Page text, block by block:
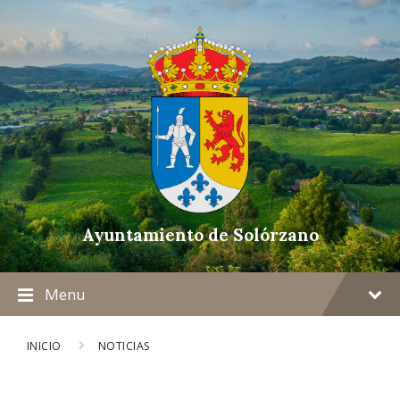
Ayuntamiento de Solórzano
Menu
INICIO NOTICIAS